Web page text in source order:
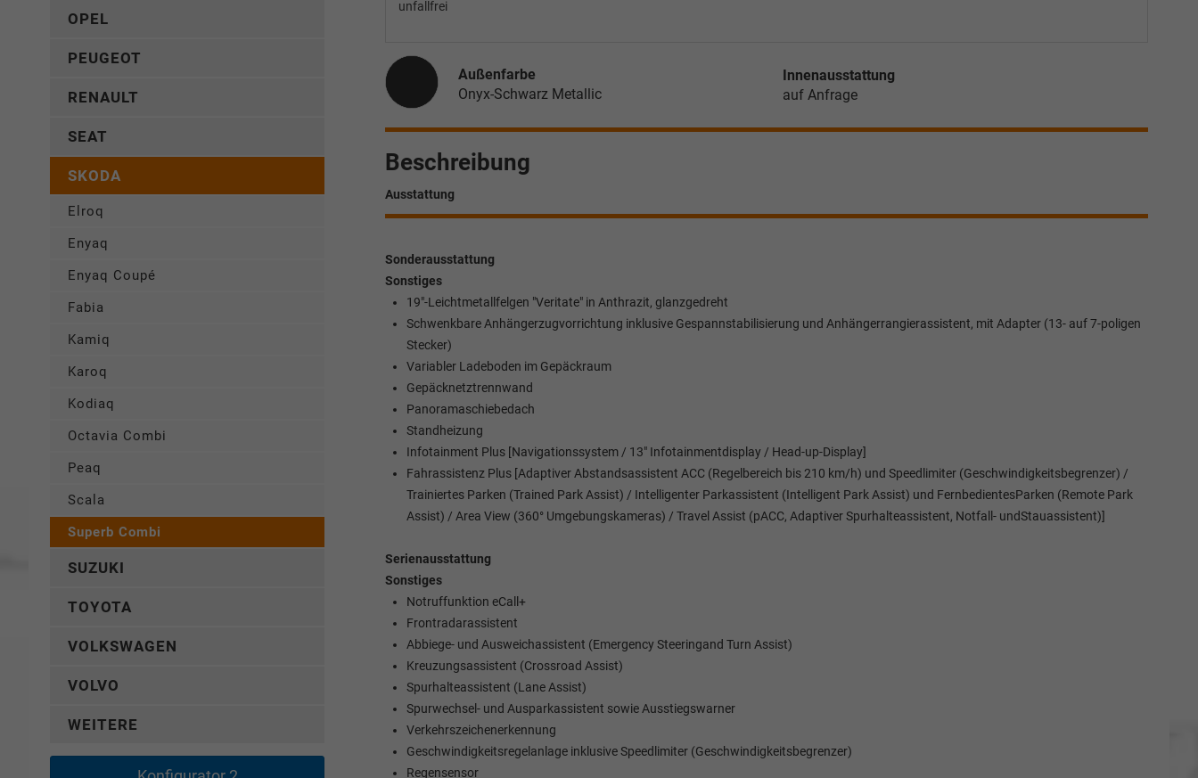
unfallfrei
Außenfarbe
Onyx-Schwarz Metallic
Innenausstattung
auf Anfrage
Beschreibung
Ausstattung
Sonderausstattung
Sonstiges
19"-Leichtmetallfelgen "Veritate" in Anthrazit, glanzgedreht
Schwenkbare Anhängerzugvorrichtung inklusive Gespannstabilisierung und Anhängerrangierassistent, mit Adapter (13- auf 7-poligen
Stecker)
Variabler Ladeboden im Gepäckraum
Gepäcknetztrennwand
Panoramaschiebedach
Standheizung
Infotainment Plus [Navigationssystem / 13" Infotainmentdisplay / Head-up-Display]
Fahrassistenz Plus [Adaptiver Abstandsassistent ACC (Regelbereich bis 210 km/h) und Speedlimiter (Geschwindigkeitsbegrenzer) /
Trainiertes Parken (Trained Park Assist) / Intelligenter Parkassistent (Intelligent Park Assist) und FernbedientesParken (Remote Park
Assist) / Area View (360° Umgebungskameras) / Travel Assist (pACC, Adaptiver Spurhalteassistent, Notfall- undStauassistent)]
Serienausstattung
Sonstiges
Notruffunktion eCall+
Frontradarassistent
Abbiege- und Ausweichassistent (Emergency Steeringand Turn Assist)
Kreuzungsassistent (Crossroad Assist)
Spurhalteassistent (Lane Assist)
Spurwechsel- und Ausparkassistent sowie Ausstiegswarner
Verkehrszeichenerkennung
Geschwindigkeitsregelanlage inklusive Speedlimiter (Geschwindigkeitsbegrenzer)
Regensensor
OPEL
PEUGEOT
RENAULT
SEAT
SKODA
Elroq
Enyaq
Enyaq Coupé
Fabia
Kamiq
Karoq
Kodiaq
Octavia Combi
Peaq
Scala
Superb Combi
SUZUKI
TOYOTA
VOLKSWAGEN
VOLVO
WEITERE